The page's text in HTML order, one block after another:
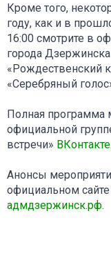
Кроме того,
году, как и в
16:00 смотрите в
города
«Рождественский
«Серебряный
Полная программа
официальной
встречи» ВКонтакте.
Анонсы
официальном
адмдзержинск.рф.